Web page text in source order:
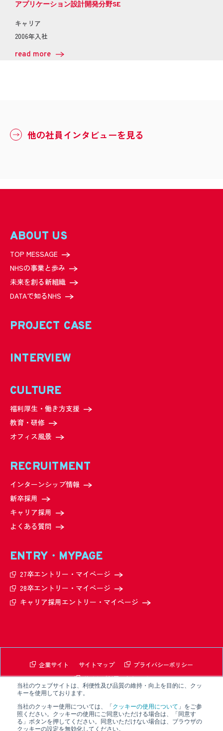
当社のウェブサイトは、利便性及び品質の維持・向上を目的に、クッ
キーを使用しております。
当社のクッキー使用については、「クッキーの使用について 」をご参
照ください。クッキーの使用にご同意いただける場合は、「同意す
る」ボタンを押してください。同意いただけない場合は、ブラウザの
クッキーの設定を無効化してください。
アプリケーション設計開発分野SE
キャリア
2006年入社
read more
他の社員インタビューを見る
ABOUT US
TOP MESSAGE
NHSの事業と歩み
未来を創る新組織
DATAで知るNHS
PROJECT CASE
INTERVIEW
CULTURE
福利厚生・働き方支援
教育・研修
オフィス風景
RECRUITMENT
インターンシップ情報
新卒採用
キャリア採用
よくある質問
ENTRY・MYPAGE
27卒エントリー・ マイページ
28卒エントリー・ マイページ
キャリア採用エントリー・ マイページ
企業サイト サイトマップ
プライバシーポリシー
サイトご利用にあたって
© 2024-2026 NIPPON STEEL Hitachi Systems Solutions, Inc.